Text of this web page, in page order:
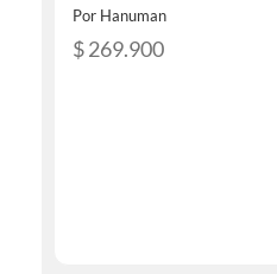
Por Hanuman
$ 269.900